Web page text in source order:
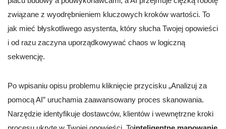
związane z wyodrębnieniem kluczowych kroków wartości. To
jak mieć błyskotliwego asystenta, który słucha Twojej opowieści
i od razu zaczyna uporządkowywać chaos w logiczną
sekwencję.
Po wpisaniu opisu problemu kliknięcie przycisku „Analizuj za
pomocą AI” uruchamia zaawansowany proces skanowania.
Narzędzie identyfikuje dostawców, klientów i wewnętrzne kroki